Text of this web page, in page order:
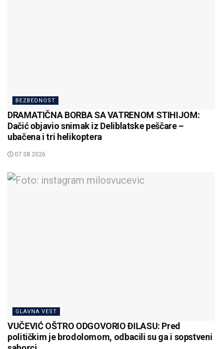
BEZBEDNOST
DRAMATIČNA BORBA SA VATRENOM STIHIJOM:
Dačić objavio snimak iz Deliblatske peščare –
ubačena i tri helikoptera
07.08.2026
GLAVNA VEST
VUČEVIĆ OŠTRO ODGOVORIO ĐILASU: Pred
političkim je brodolomom, odbacili su ga i sopstveni